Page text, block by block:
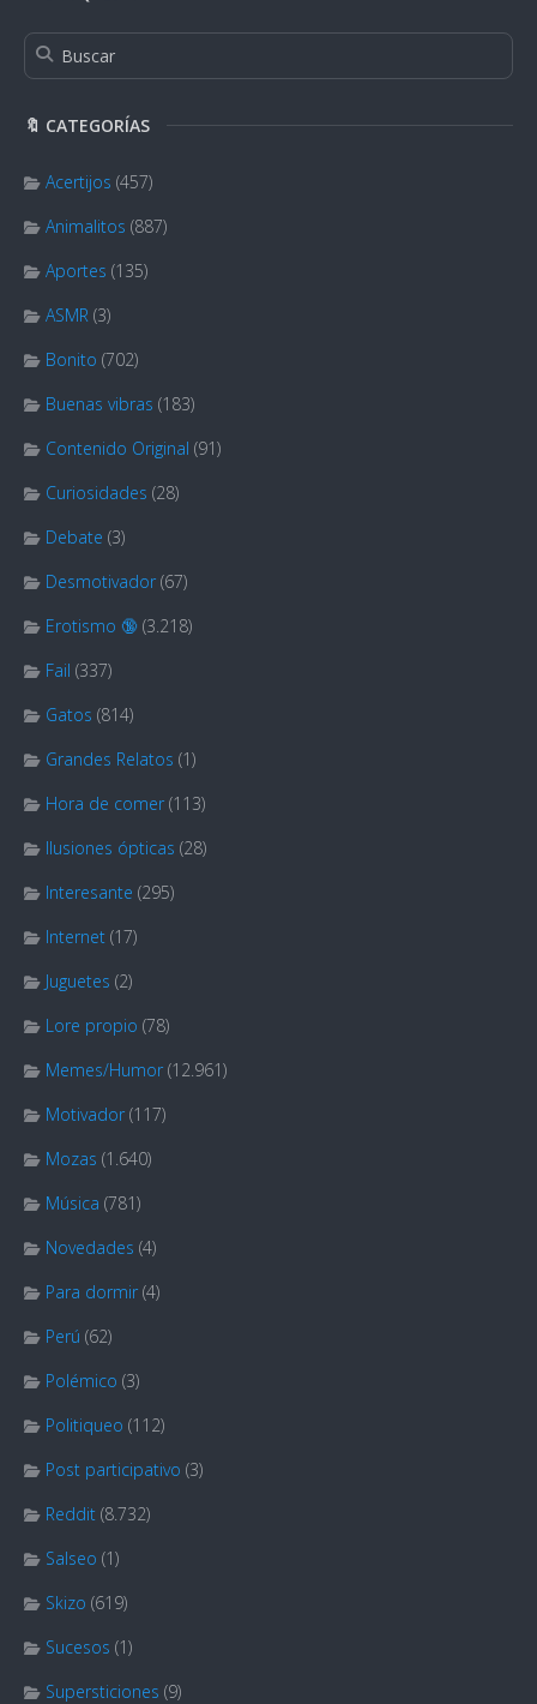
🔖 CATEGORÍAS
Acertijos (457)
Animalitos (887)
Aportes (135)
ASMR (3)
Bonito (702)
Buenas vibras (183)
Contenido Original (91)
Curiosidades (28)
Debate (3)
Desmotivador (67)
Erotismo 🔞 (3.218)
Fail (337)
Gatos (814)
Grandes Relatos (1)
Hora de comer (113)
Ilusiones ópticas (28)
Interesante (295)
Internet (17)
Juguetes (2)
Lore propio (78)
Memes/Humor (12.961)
Motivador (117)
Mozas (1.640)
Música (781)
Novedades (4)
Para dormir (4)
Perú (62)
Polémico (3)
Politiqueo (112)
Post participativo (3)
Reddit (8.732)
Salseo (1)
Skizo (619)
Sucesos (1)
Supersticiones (9)